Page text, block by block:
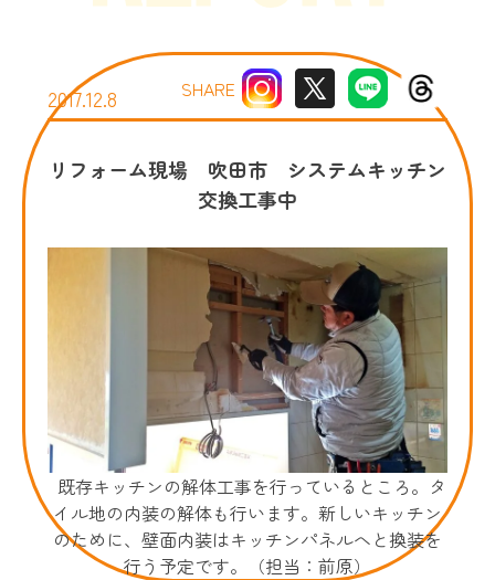
2017.12.8 SHARE
リフォーム現場 吹田市 システムキッチン
交換工事中
既存キッチンの解体工事を行っているところ。タ
イル地の内装の解体も行います。新しいキッチン
のために、壁面内装はキッチンパネルへと換装を
行う予定です。（担当：前原）